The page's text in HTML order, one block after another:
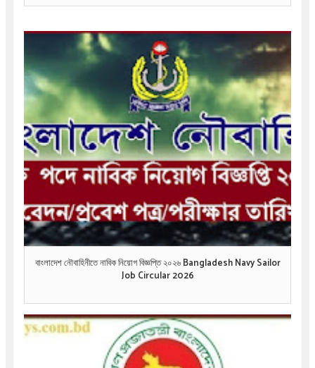
বাংলাদেশ নৌবাহিনীতে নাবিক নিয়োগ বিজ্ঞপ্তি ২০২৬ Bangladesh Navy Sailor
Job Circular 2026